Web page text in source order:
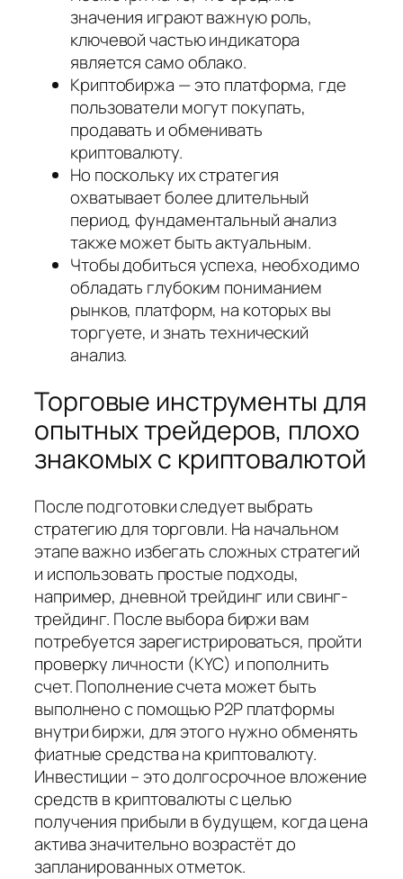
значения играют важную роль,
ключевой частью индикатора
является само облако.
Криптобиржа — это платформа, где
пользователи могут покупать,
продавать и обменивать
криптовалюту.
Но поскольку их стратегия
охватывает более длительный
период, фундаментальный анализ
также может быть актуальным.
Чтобы добиться успеха, необходимо
обладать глубоким пониманием
рынков, платформ, на которых вы
торгуете, и знать технический
анализ.
Торговые инструменты для
опытных трейдеров, плохо
знакомых с криптовалютой
После подготовки следует выбрать
стратегию для торговли. На начальном
этапе важно избегать сложных стратегий
и использовать простые подходы,
например, дневной трейдинг или свинг-
трейдинг. После выбора биржи вам
потребуется зарегистрироваться, пройти
проверку личности (KYC) и пополнить
счет. Пополнение счета может быть
выполнено с помощью P2P платформы
внутри биржи, для этого нужно обменять
фиатные средства на криптовалюту.
Инвестиции – это долгосрочное вложение
средств в криптовалюты с целью
получения прибыли в будущем, когда цена
актива значительно возрастёт до
запланированных отметок.